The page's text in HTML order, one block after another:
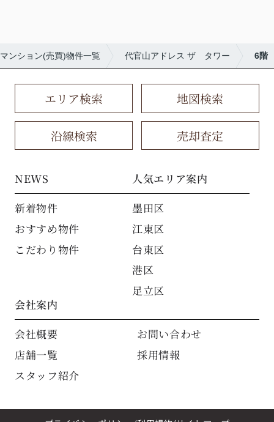
ンション(売買)物件一覧 代官山アドレス ザ タワー 6階
エリア検索 地図検索
沿線検索 売却査定
NEWS
新着物件
おすすめ物件
こだわり物件
人気エリア案内
墨田区
江東区
台東区
港区
足立区
会社案内
会社概要
店舗一覧
スタッフ紹介
お問い合わせ
採用情報